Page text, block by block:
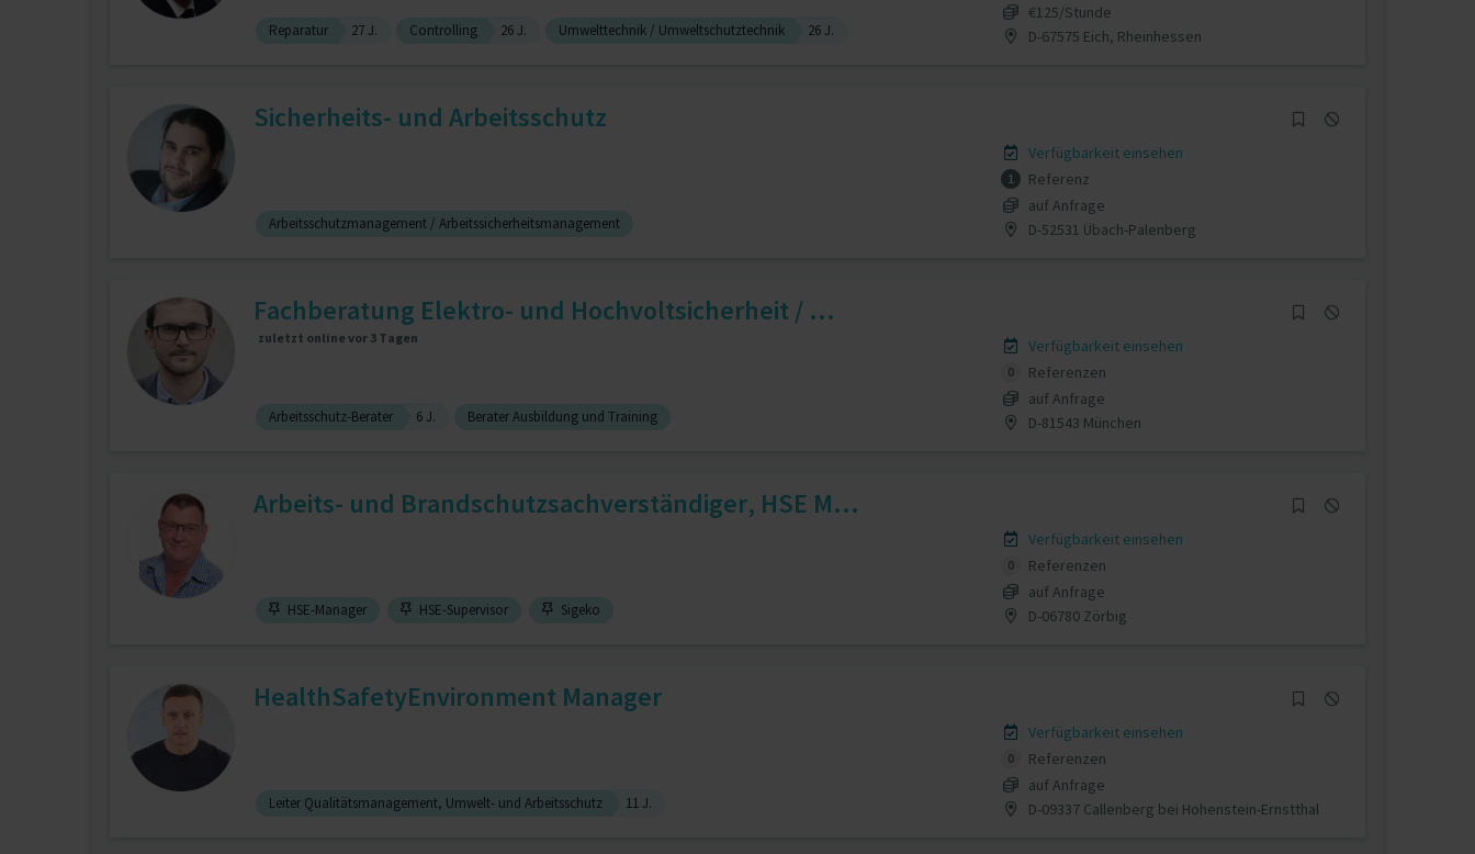
Reparatur 27 J. Controlling 26 J. Umwelttechnik / Umweltschutztechnik 26 J.
€125/Stunde
D-67575 Eich, Rheinhessen
Sicherheits- und Arbeitsschutz
Arbeitsschutzmanagement / Arbeitssicherheitsmanagement
Verfügbarkeit einsehen
1
Referenz
auf Anfrage
D-52531 Übach-Palenberg
Fachberatung Elektro- und Hochvoltsicherheit / ...
zuletzt online vor 3 Tagen
Arbeitsschutz-Berater 6 J. Berater Ausbildung und Training
Verfügbarkeit einsehen
0
Referenzen
auf Anfrage
D-81543 München
Arbeits- und Brandschutzsachverständiger, HSE M...
HSE-Manager HSE-Supervisor Sigeko
Verfügbarkeit einsehen
0
Referenzen
auf Anfrage
D-06780 Zörbig
HealthSafetyEnvironment Manager
Leiter Qualitätsmanagement, Umwelt- und Arbeitsschutz 11 J.
Verfügbarkeit einsehen
0
Referenzen
auf Anfrage
D-09337 Callenberg bei Hohenstein-Ernstthal